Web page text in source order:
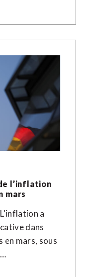
l’inflation
mars
a
dans
en mars, sous